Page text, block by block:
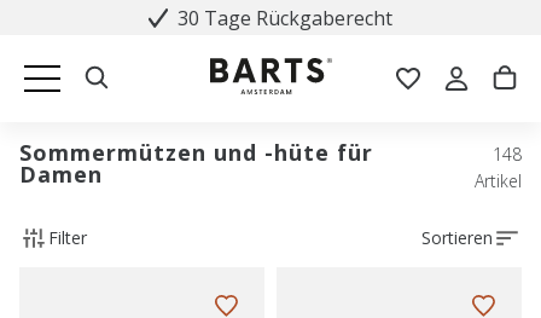
30 Tage Rückgaberecht
Sommermützen und -hüte für
Damen
148
Artikel
Filter Sortieren